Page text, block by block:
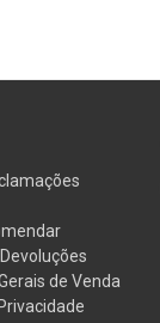
de Venda